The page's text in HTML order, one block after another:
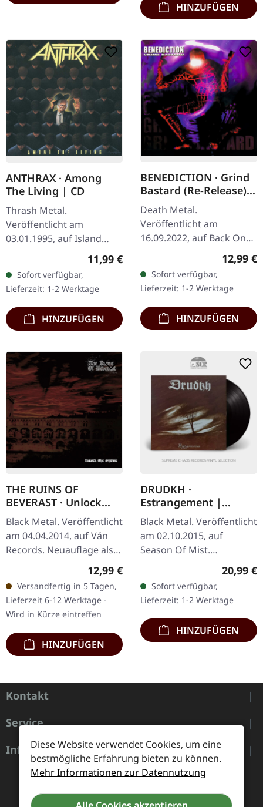
HINZUFÜGEN
ANTHRAX · Among
The Living | CD
Thrash Metal.
Veröffentlicht am
03.01.1995, auf Island
Records. CD im Jewelcase.
Als Anthrax 1987 "Among
The Living"
veröffentlichten, lieferten
sie…
Regulärer Preis:
11,99 €
Sofort verfügbar,
Lieferzeit: 1-2 Werktage
HINZUFÜGEN
BENEDICTION · Grind
Bastard (Re-Release) |
CD
Death Metal.
Veröffentlicht am
16.09.2022, auf Back On
Black. CD im Jewelcase.
Benedictions „Grind
Bastard“ stellt ein
beeindruckendes
Denkmal in den…
12,99 €
Sofort verfügbar,
Lieferzeit: 1-2 Werktage
HINZUFÜGEN
THE RUINS OF
BEVERAST · Unlock
The Shrine (Re-
Release) | DIGIPAK CD
Black Metal. Veröffentlicht
am 04.04.2014, auf Ván
Records. Neuauflage als
CD im DigiPak. "Unlock
the Shrine" von The Ruins
of Beverast ist ein…
Regulärer Preis:
12,99 €
Versandfertig in 5 Tagen,
Lieferzeit 6-12 Werktage -
Wird in Kürze eintreffen
HINZUFÜGEN
DRUDKH ·
Estrangement |
BLACK LP
Black Metal. Veröffentlicht
am 02.10.2015, auf
Season Of Mist.
Schwarzes Vinyl. Die
ukrainischen Atmospheric
Black Metal-Legenden
Drudkh kehren mit…
20,99 €
Sofort verfügbar,
Lieferzeit: 1-2 Werktage
HINZUFÜGEN
Kontakt
Service
Informationen
Diese Website verwendet Cookies, um eine
bestmögliche Erfahrung bieten zu können.
Mehr Informationen zur Datennutzung